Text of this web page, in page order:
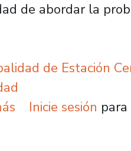
de abordar la
de Estación
sobre Usach
Inicie sesión